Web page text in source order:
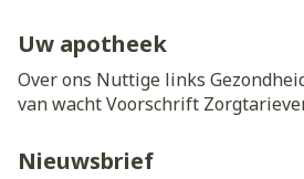
Uw apotheek
Over ons Nuttige links
van wachtVoorschrift
Nieuwsbrief